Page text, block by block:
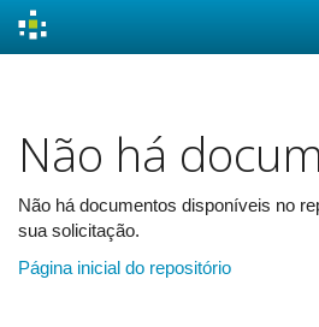
Não há
Não há documentos disponíveis no
sua solicitação.
Página inicial do repositório